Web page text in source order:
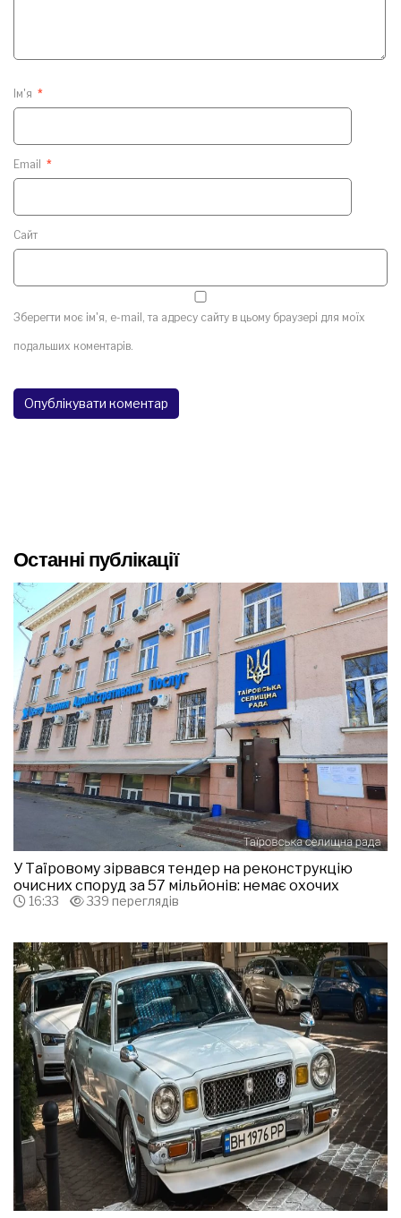
Ім'я *
Email *
Сайт
Зберегти моє ім'я, e-mail, та адресу сайту в цьому браузері для моїх
подальших коментарів.
Останні публікації
У Таїровому зірвався тендер на реконструкцію
очисних споруд за 57 мільйонів: немає охочих
16:33 339 переглядів